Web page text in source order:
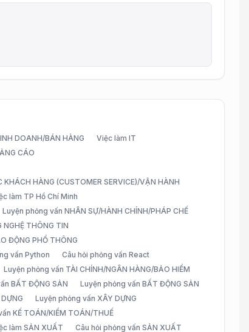
DOANH/BÁN HÀNG
Việc làm IT
CÁO
HÀNG (CUSTOMER SERVICE)/VẬN HÀNH
làm TP Hồ Chí Minh
Luyện phỏng vấn NHÂN SỰ/HÀNH CHÍNH/PHÁP CHẾ
THÔNG TIN
ĐỘNG PHỔ THÔNG
vấn Python
Câu hỏi phỏng vấn React
Luyện phỏng vấn TÀI CHÍNH/NGÂN HÀNG/BẢO HIỂM
BẤT ĐỘNG SẢN
Luyện phỏng vấn BẤT ĐỘNG SẢN
Luyện phỏng vấn XÂY DỰNG
KẾ TOÁN/KIỂM TOÁN/THUẾ
làm SẢN XUẤT Câu hỏi phỏng vấn SẢN XUẤT